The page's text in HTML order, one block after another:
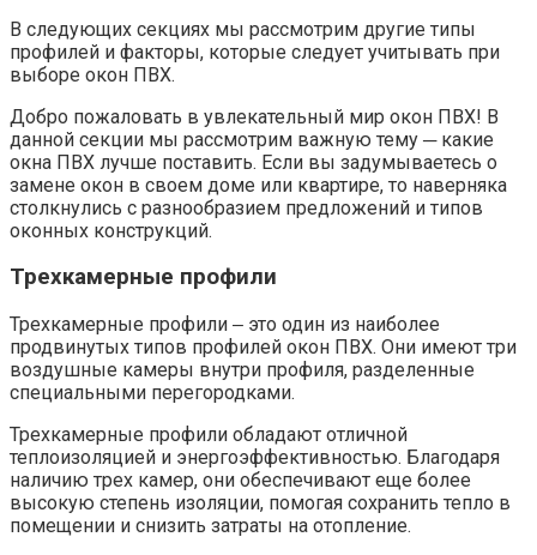
В следующих секциях мы рассмотрим другие типы
профилей и факторы, которые следует учитывать при
выборе окон ПВХ.​
Добро пожаловать в увлекательный мир окон ПВХ!​ В
данной секции мы рассмотрим важную тему ─ какие
окна ПВХ лучше поставить.​ Если вы задумываетесь о
замене окон в своем доме или квартире, то наверняка
столкнулись с разнообразием предложений и типов
оконных конструкций.
Трехкамерные профили
Трехкамерные профили ‒ это один из наиболее
продвинутых типов профилей окон ПВХ.​ Они имеют три
воздушные камеры внутри профиля, разделенные
специальными перегородками.​
Трехкамерные профили обладают отличной
теплоизоляцией и энергоэффективностью.​ Благодаря
наличию трех камер, они обеспечивают еще более
высокую степень изоляции, помогая сохранить тепло в
помещении и снизить затраты на отопление.​